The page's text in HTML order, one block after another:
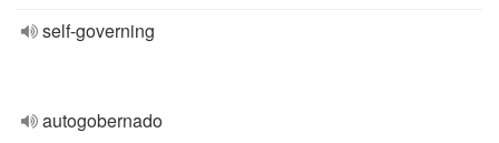
self-governing
autogobernado